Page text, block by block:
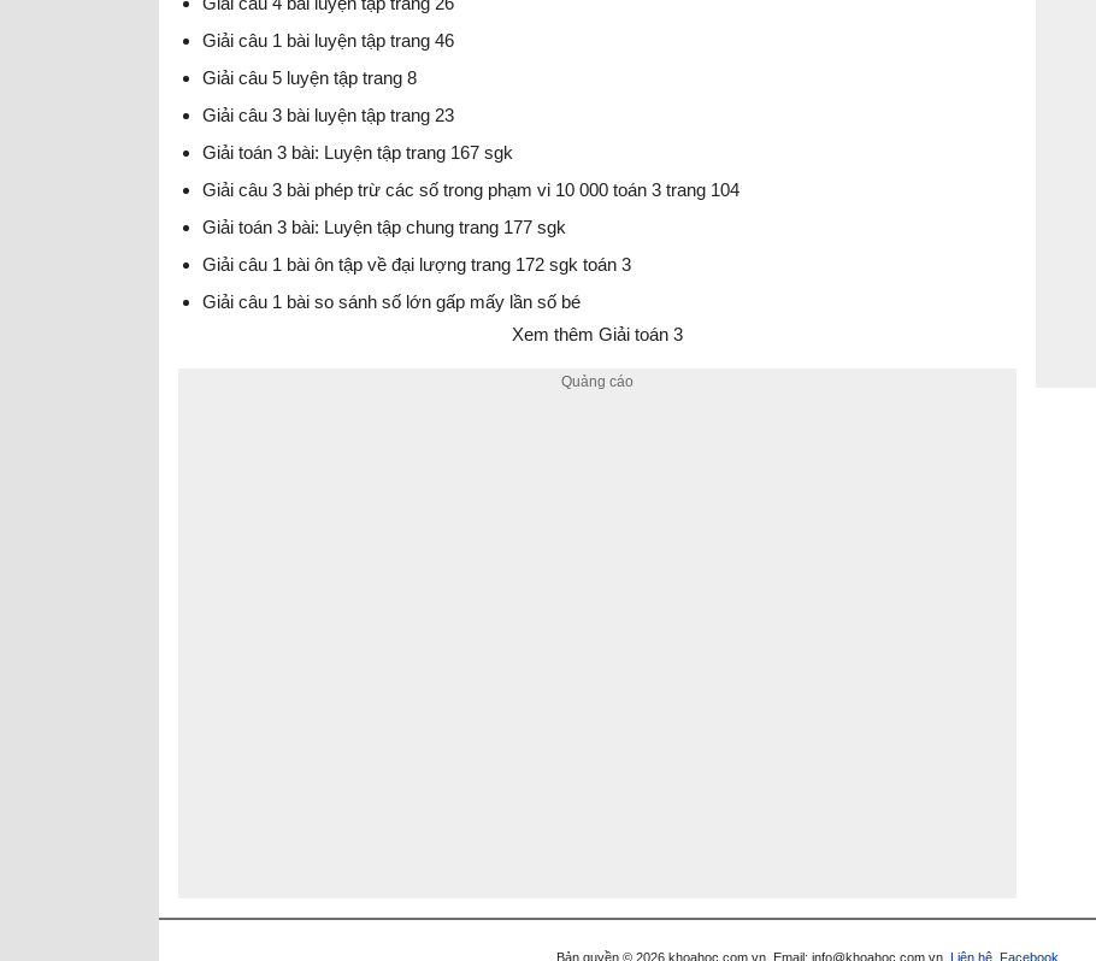
Giải câu 1 bài luyện tập trang 46
Giải câu 5 luyện tập trang 8
Giải câu 3 bài luyện tập trang 23
Giải toán 3 bài: Luyện tập trang 167 sgk
Giải câu 3 bài phép trừ các số trong phạm vi 10 000 toán 3 trang 104
Giải toán 3 bài: Luyện tập chung trang 177 sgk
Giải câu 1 bài ôn tập về đại lượng trang 172 sgk toán 3
Giải câu 1 bài so sánh số lớn gấp mấy lần số bé
Xem thêm Giải toán 3
Bản quyền © 2026 khoahoc.com.vn. Email: info@khoahoc.com.vn Liên hệ Facebook